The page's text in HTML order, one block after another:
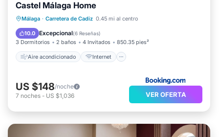
Castel Málaga Home
Málaga · Carretera de Cadiz 0.45 mi al centro
10.0 Excepcional(6 Reseñas)
3 Dormitorios 2 baños 4 Invitados 850.35 pies²
Aire acondicionado Internet
Aire acondicionado
Internet
Apto para niños
US $148/noche
7 noches - US $1,036 VER OFERTA